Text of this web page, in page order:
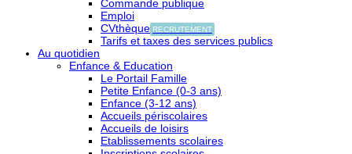
Commande publique
Emploi
CVthèque RECRUTEMENT
Tarifs et taxes des services publics
Au quotidien
Enfance & Education
Le Portail Famille
Petite Enfance (0-3 ans)
Enfance (3-12 ans)
Accueils périscolaires
Accueils de loisirs
Etablissements scolaires